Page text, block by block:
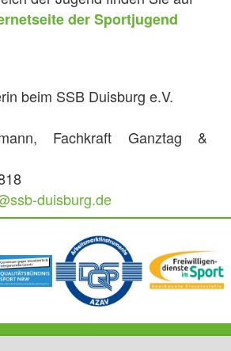
der Sportjugend
beim SSB Duisburg e.V.
Fachkraft Ganztag &
duisburg.de